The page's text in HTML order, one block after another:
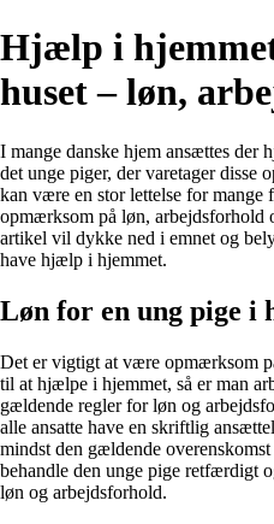
Hjælp i
huset – løn,
I mange danske hjem ansættes
det unge piger, der varetager disse
kan være en stor lettelse for
opmærksom på løn, arbejdsforhold
artikel vil dykke ned i emnet og
have hjælp i hjemmet.
Løn for en ung pige i
Det er vigtigt at være opmærksom
til at hjælpe i hjemmet, så er man
gældende regler for løn og
alle ansatte have en skriftlig
mindst den gældende
behandle den unge pige retfærdigt
løn og arbejdsforhold.